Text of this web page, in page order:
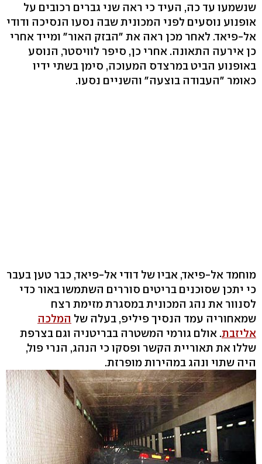
שנשמעו עד כה, העיד כי ראה שני גברים רכובים על
אופנוע נוסעים לפני המכונית שבה נסעו הנסיכה ודודי
אל-פיאד. לאחר מכן ראה את "הבזק האור" ומייד אחרי
כן אירעה התאונה. אחרי כן, סיפר לוויסטר, הנוסע
באופנוע הביט במרצדס המעוכה, סימן בשתי ידיו
כאומר "העבודה בוצעה" והשניים נסעו.
מוחמד אל-פיאד, אביו של דודי אל-פיאד, כבר טען בעבר
כי יתכן שסוכנים בריטים סוררים השתמשו באור כדי
לסנוור את נהג המכונית במסגרת מזימת רצח
שמאחוריה עמד הנסיך פיליפ, בעלה של המלכה
אליזבת. אולם גורמי המשטרה בבריטניה וגם בצרפת
שללו את תאוריית הקשר ופסקו כי הנהג, הנרי פול,
היה שתוי ונהג במהירות מופרזת.